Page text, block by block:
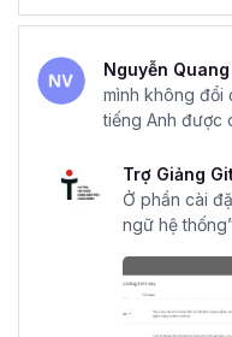
Nguyễn
mình không
tiếng Anh được
Trợ Giảng
Ở phần cài
ngữ hệ